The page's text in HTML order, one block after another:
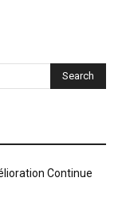
Search
Continue